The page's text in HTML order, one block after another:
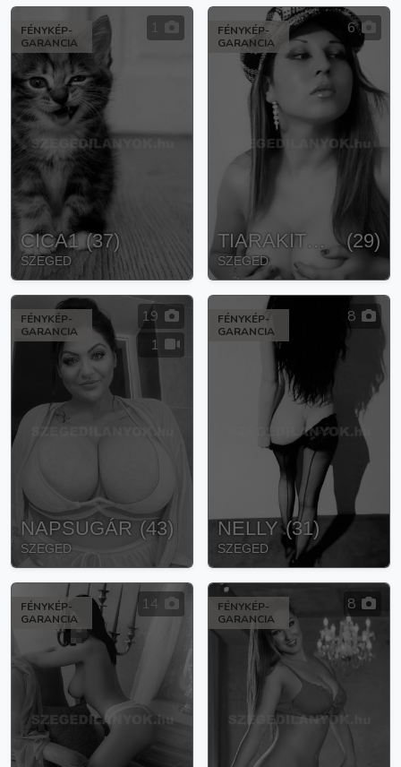
FÉNYKÉP-
GARANCIA
CICA1 (37)
SZEGED
FÉNYKÉP-
GARANCIA
6
TIARAKITERA (29)
SZEGED
FÉNYKÉP-
GARANCIA
19
1
NAPSUGÁR (43)
SZEGED
FÉNYKÉP-
GARANCIA
8
NELLY (31)
SZEGED
FÉNYKÉP-
GARANCIA
14
FÉNYKÉP-
GARANCIA
8